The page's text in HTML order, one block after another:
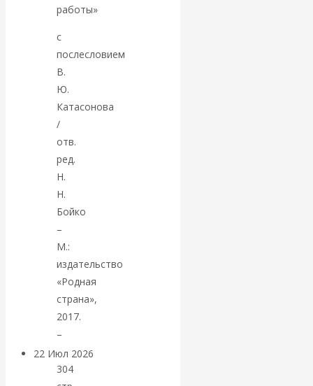
«Об этом
молчат»:
экономист
Валентин
Катасонов
считает, что
кризис в
банковской
сфере России
уже начался
22 Июл 2026
работы»
с
послесловием
В.
Ю.
Катасонова
/
отв.
ред.
Н.
Н.
Бойко
–
М.:
издательство
«Родная
страна»,
2017.
–
304